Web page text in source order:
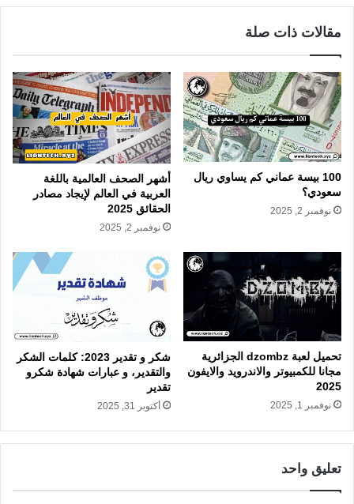
مقالات ذات صلة
100 بيسة عماني كم يساوي ريال
سعودي؟
نوفمبر 2, 2025
أشهر الصحف العالمية باللغة
العربية في العالم لإيجاد مصادر
الحقائق 2025
نوفمبر 2, 2025
تحميل لعبة dzombz الجزائرية
مجانا للكمبيوتر والاندرويد والايفون
2025
نوفمبر 1, 2025
شكر و تقدير 2023: كلمات الشكر
والتقدير، و عبارات شهادة شكرو
تقدير
أكتوبر 31, 2025
تعليق واحد